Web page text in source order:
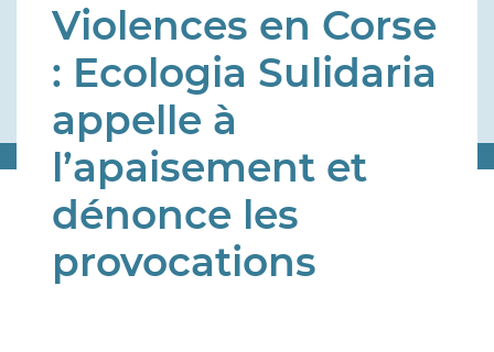
Violences en Corse
: Ecologia Sulidaria
appelle à
l’apaisement et
dénonce les
provocations